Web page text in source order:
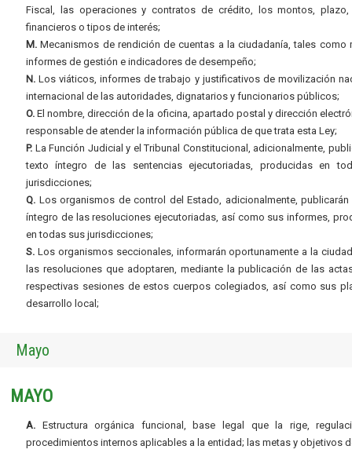
Fiscal, las operaciones y contratos de crédito, los montos,
financieros o tipos de interés;
M. Mecanismos de rendición de cuentas a la ciudadanía, tales como
informes de gestión e indicadores de desempeño;
N. Los viáticos, informes de trabajo y justificativos de movilización
internacional de las autoridades, dignatarios y funcionarios públicos;
O. El nombre, dirección de la oficina, apartado postal y dirección
responsable de atender la información pública de que trata esta Ley;
P. La Función Judicial y el Tribunal Constitucional, adicionalmente,
texto íntegro de las sentencias ejecutoriadas, producidas en
jurisdicciones;
Q. Los organismos de control del Estado, adicionalmente, publicarán
íntegro de las resoluciones ejecutoriadas, así como sus informes,
en todas sus jurisdicciones;
S. Los organismos seccionales, informarán oportunamente a la
las resoluciones que adoptaren, mediante la publicación de las
respectivas sesiones de estos cuerpos colegiados, así como sus
desarrollo local;
Mayo
MAYO
A. Estructura orgánica funcional, base legal que la rige,
procedimientos internos aplicables a la entidad; las metas y objetivos